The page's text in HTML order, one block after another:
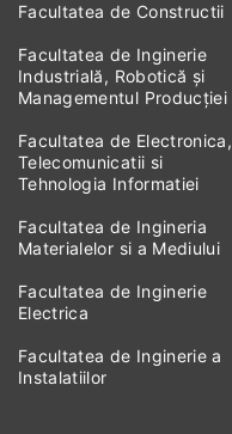
Facultatea de Constructii
Facultatea de Inginerie
Industrială, Robotică și
Managementul Producției
Facultatea de Electronica,
Telecomunicatii si
Tehnologia Informatiei
Facultatea de Ingineria
Materialelor si a Mediului
Facultatea de Inginerie
Electrica
Facultatea de Inginerie a
Instalatiilor